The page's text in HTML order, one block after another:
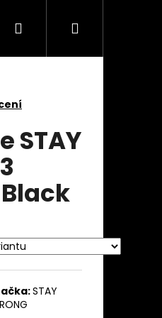
na zakázku
PřihlášeníNákupní
STAY
STAY